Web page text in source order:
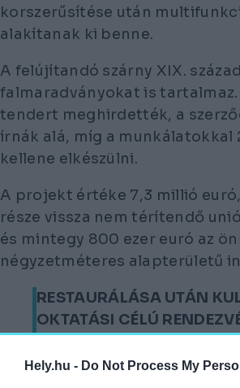
Hely.hu - Do Not Process My
korszerűsítése után
alakítanak ki benne.
A felújítandó szárny XIX.
falmaradványokat is
tendert meghirdették, a
írnák alá, míg a munkálatokkal
kellene elkészülni.
A projekt értéke 7,3 millió
része vissza nem térítendő
és mintegy 800 ezer euró az
négyzetméteres alapterületű
RESTAURÁLÁSA UTÁN
OKTATÁSI CÉLÚ
A felújítás strukturális,